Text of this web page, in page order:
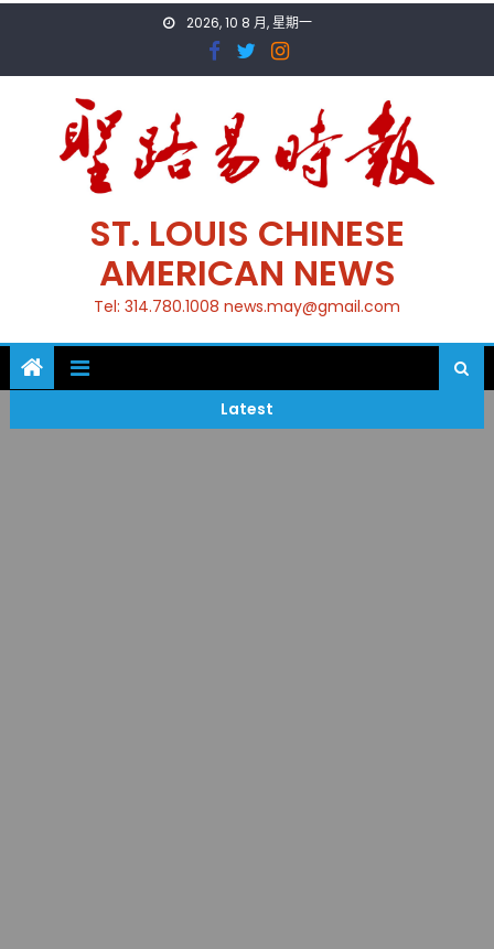
2026, 10 8 月, 星期一
ST. LOUIS CHINESE
AMERICAN NEWS
Tel: 314.780.1008 news.may@gmail.com
Latest